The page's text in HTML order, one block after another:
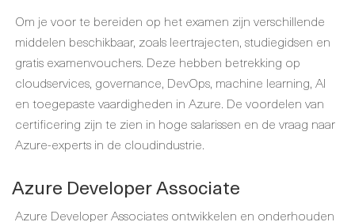
Om je voor te bereiden op het examen zijn verschillende
middelen beschikbaar, zoals leertrajecten, studiegidsen en
gratis examenvouchers. Deze hebben betrekking op
cloudservices, governance, DevOps, machine learning, AI
en toegepaste vaardigheden in Azure. De voordelen van
certificering zijn te zien in hoge salarissen en de vraag naar
Azure-experts in de cloudindustrie.
Azure Developer Associate
Azure Developer Associates ontwikkelen en onderhouden